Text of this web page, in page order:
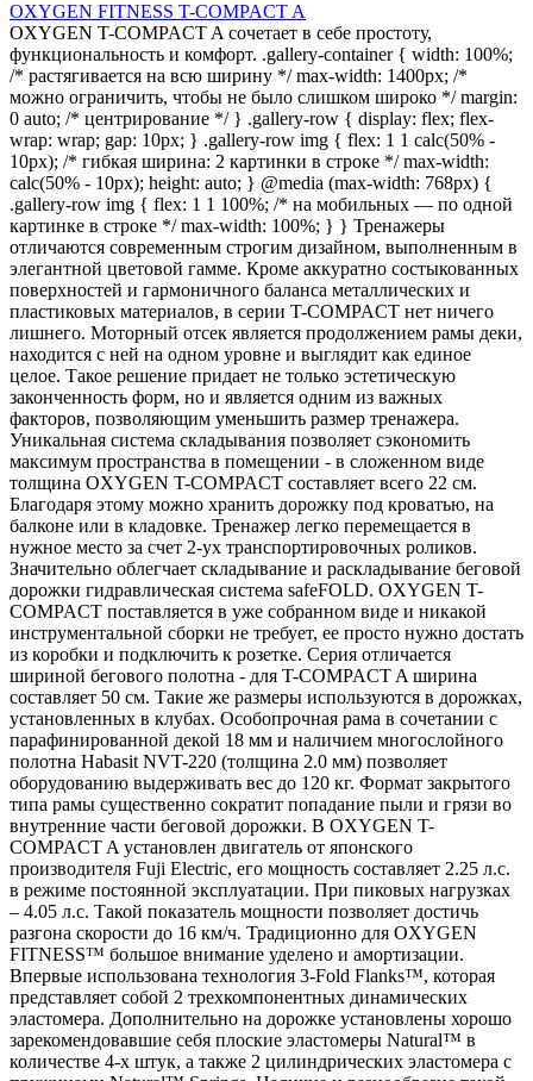
OXYGEN FITNESS T-COMPACT A
OXYGEN T-COMPACT A сочетает в себе простоту,
функциональность и комфорт. .gallery-container { width: 100%;
/* растягивается на всю ширину */ max-width: 1400px; /*
можно ограничить, чтобы не было слишком широко */ margin:
0 auto; /* центрирование */ } .gallery-row { display: flex; flex-
wrap: wrap; gap: 10px; } .gallery-row img { flex: 1 1 calc(50% -
10px); /* гибкая ширина: 2 картинки в строке */ max-width:
calc(50% - 10px); height: auto; } @media (max-width: 768px) {
.gallery-row img { flex: 1 1 100%; /* на мобильных — по одной
картинке в строке */ max-width: 100%; } } Тренажеры
отличаются современным строгим дизайном, выполненным в
элегантной цветовой гамме. Кроме аккуратно состыкованных
поверхностей и гармоничного баланса металлических и
пластиковых материалов, в серии T-COMPACT нет ничего
лишнего. Моторный отсек является продолжением рамы деки,
находится с ней на одном уровне и выглядит как единое
целое. Такое решение придает не только эстетическую
законченность форм, но и является одним из важных
факторов, позволяющим уменьшить размер тренажера.
Уникальная система складывания позволяет сэкономить
максимум пространства в помещении - в сложенном виде
толщина OXYGEN T-COMPACT составляет всего 22 см.
Благодаря этому можно хранить дорожку под кроватью, на
балконе или в кладовке. Тренажер легко перемещается в
нужное место за счет 2-ух транспортировочных роликов.
Значительно облегчает складывание и раскладывание беговой
дорожки гидравлическая система safeFOLD. OXYGEN T-
COMPACT поставляется в уже собранном виде и никакой
инструментальной сборки не требует, ее просто нужно достать
из коробки и подключить к розетке. Серия отличается
шириной бегового полотна - для T-COMPACT A ширина
составляет 50 см. Такие же размеры используются в дорожках,
установленных в клубах. Особопрочная рама в сочетании с
парафинированной декой 18 мм и наличием многослойного
полотна Habasit NVT-220 (толщина 2.0 мм) позволяет
оборудованию выдерживать вес до 120 кг. Формат закрытого
типа рамы существенно сократит попадание пыли и грязи во
внутренние части беговой дорожки. В OXYGEN T-
COMPACT A установлен двигатель от японского
производителя Fuji Electric, его мощность составляет 2.25 л.с.
в режиме постоянной эксплуатации. При пиковых нагрузках
– 4.05 л.с. Такой показатель мощности позволяет достичь
разгона скорости до 16 км/ч. Традиционно для OXYGEN
FITNESS™ большое внимание уделено и амортизации.
Впервые использована технология 3-Fold Flanks™, которая
представляет собой 2 трехкомпонентных динамических
эластомера. Дополнительно на дорожке установлены хорошо
зарекомендовавшие себя плоские эластомеры Natural™ в
количестве 4-х штук, а также 2 цилиндрических эластомера с